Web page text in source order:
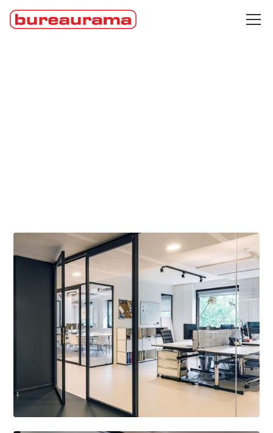
MARKEN
Système H7
Das Système H7 überzeugt mit exzellenter
Akustik und erfüllt selbst höchste
Anforderungen an die Schalldämmung. Es
wurde speziell entwickelt, um Arbeitsräume so
zu gestalten, dass sie den Fokus auf eine ruhige
und produktive Arbeitsumgebung legen.